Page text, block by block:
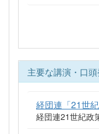
主要な講演・口
経団連「21世
経団連21世紀政